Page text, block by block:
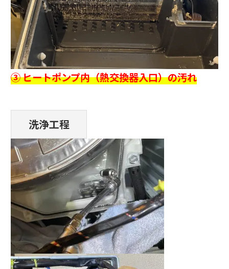
③ ヒートポンプ内（熱交換器入口）の汚れ
洗浄工程